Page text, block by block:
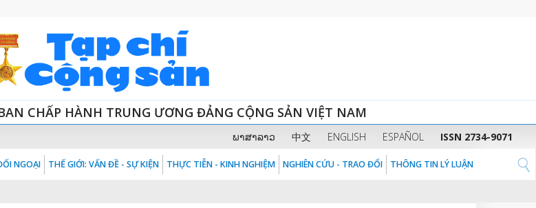
CHẤP HÀNH TRUNG ƯƠNG ĐẢNG CỘNG SẢN VIỆT NAM
ພາສາລາວ 中文 ENGLISH ESPAÑOL ISSN 2734-9071
NGOẠI THẾ GIỚI: VẤN ĐỀ - SỰ KIỆN THỰC TIỄN - KINH NGHIỆM NGHIÊN CỨU - TRAO ĐỔI THÔNG TIN LÝ LUẬN